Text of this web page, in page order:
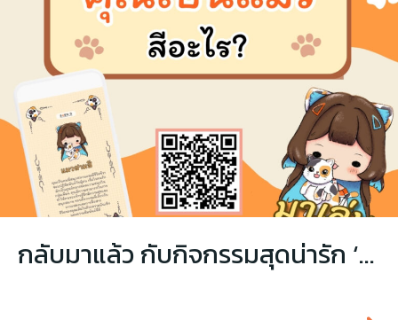
กลับมาแล้ว กับกิจกรรมสุดน่ารัก ‘คุณเป็นแมวสีอะไร?’ ทาสแมวห้ามพลาด!